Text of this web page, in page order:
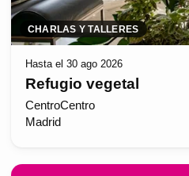
CHARLAS Y TALLERES
Hasta el 30 ago 2026
Refugio vegetal
CentroCentro
Madrid